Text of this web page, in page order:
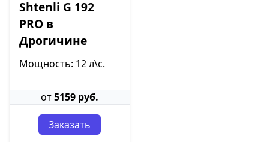
Shtenli G 192
PRO в
Дрогичине
Мощность: 12 л\с.
от5159 руб.
Заказать